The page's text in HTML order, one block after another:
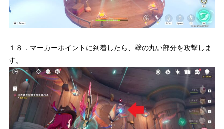
１８．マーカーポイントに到着したら、壁の丸い部分を攻撃しま
す。